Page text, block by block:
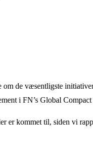
de væsentligste
i FN’s Global
er kommet til, siden vi